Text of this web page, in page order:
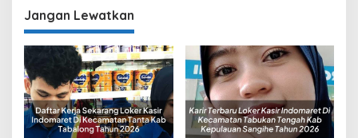
Jangan Lewatkan